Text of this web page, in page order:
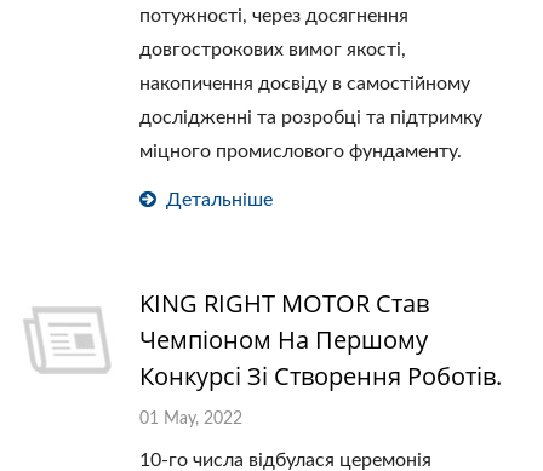
потужності, через досягнення
довгострокових вимог якості,
накопичення досвіду в самостійному
дослідженні та розробці та підтримку
міцного промислового фундаменту.
Детальніше
KING RIGHT MOTOR Став
Чемпіоном На Першому
Конкурсі Зі Створення Роботів.
01 May, 2022
10-го числа відбулася церемонія